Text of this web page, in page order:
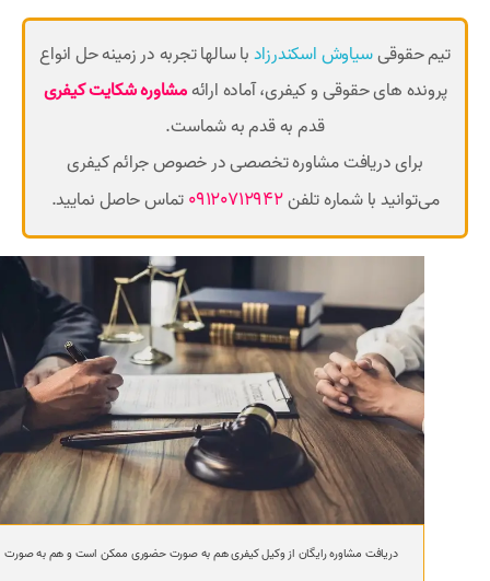
تیم حقوقیسیاوش اسکندرزادبا سالها تجربه در زمینه حل انواع
پرونده های حقوقی و کیفری، آماده ارائهمشاوره شکایت کیفری
قدم به قدم به شماست.
برای دریافت مشاوره تخصصی در خصوص جرائم کیفری
می‌توانید با شماره تلفن09120712942تماس حاصل نمایید.
دریافت مشاوره رایگان از وکیل کیفری هم به صورت حضوری ممکن است و هم به صورت